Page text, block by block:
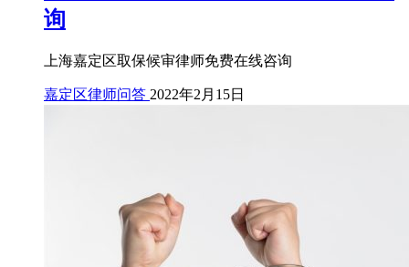
询
上海嘉定区取保候审律师免费在线咨询
嘉定区律师问答 2022年2月15日